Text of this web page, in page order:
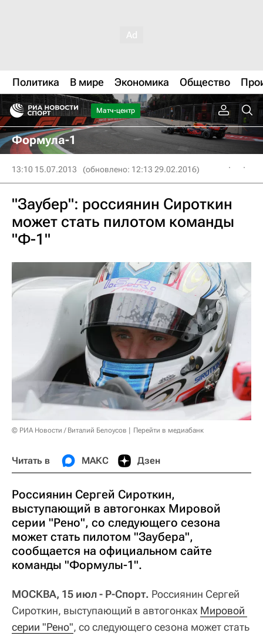
Политика В мире Экономика Общество
Матч-центр
Формула-1
13:10 15.07.2013 (обновлено: 12:13 29.02.2016)
"Заубер": россиянин Сироткин
может стать пилотом команды
"Ф-1"
© РИА Новости / Виталий Белоусов Перейти в медиабанк
Читать в МАКС Дзен
Россиянин Сергей Сироткин,
выступающий в автогонках Мировой
серии "Рено", со следующего сезона
может стать пилотом "Заубера",
сообщается на официальном сайте
команды "Формулы-1".
МОСКВА, 15 июл - Р-Спорт. Россиянин Сергей
Сироткин, выступающий в автогонках Мировой
серии "Рено", со следующего сезона может стать